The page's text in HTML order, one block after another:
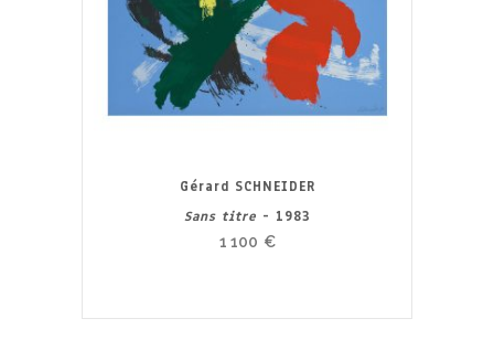
Gérard SCHNEIDER
Sans titre - 1983
1 100 €